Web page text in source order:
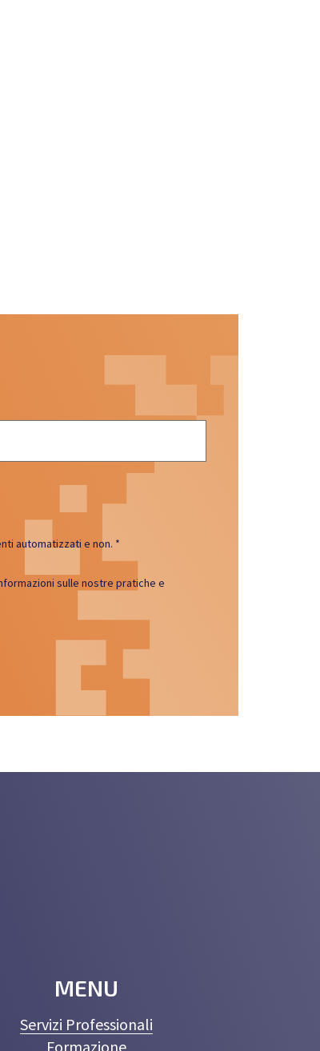
automatizzati e non. *
sulle nostre pratiche e
MENU
Servizi Professionali
Formazione